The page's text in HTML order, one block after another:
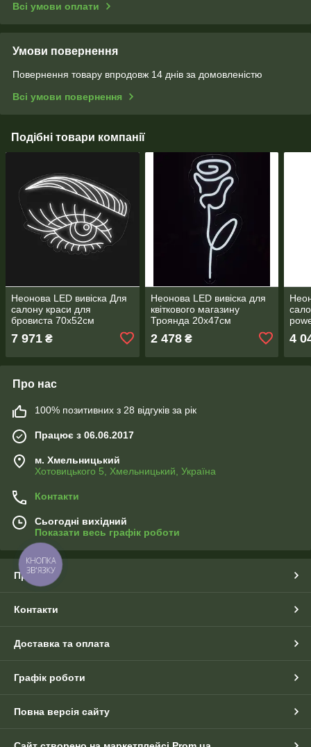
Всі умови оплати
Умови повернення
Повернення товару впродовж 14 днів за домовленістю
Всі умови повернення
Подібні товари компанії
Неонова LED вивіска Для
салону краси для
бровиста 70х52см
7 971 ₴
Неонова LED вивіска для
квіткового магазину
Троянда 20х47см
2 478₴ 4
Про нас
100% позитивних з 28 відгуків за рік
Працює з 06.06.2017
м. Хмельницький
Хотовицького 5, Хмельницький, Україна
Контакти
Сьогодні вихідний
Показати весь графік роботи
Про нас
Контакти
Доставка та оплата
Графік роботи
Повна версія сайту
КНОПКА
ЗВ'ЯЗКУ